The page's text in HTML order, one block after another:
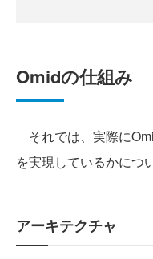
Omidの仕組み
それでは、実際に
を実現しているかにつ
アーキテクチャ